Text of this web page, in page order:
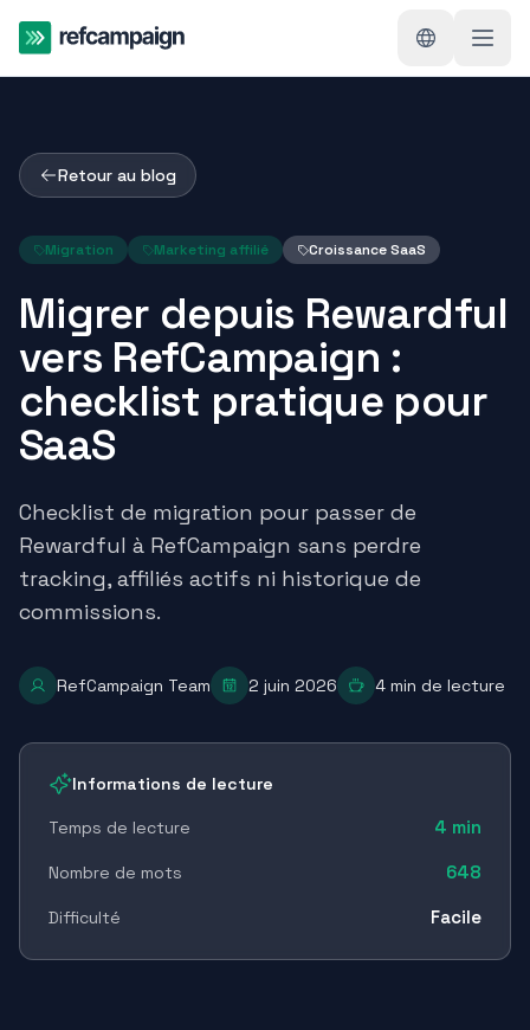
Retour au blog
Migration Marketing affilié Croissance SaaS
Migrer depuis Rewardful
vers RefCampaign :
checklist pratique pour
SaaS
Checklist de migration pour passer de
Rewardful à RefCampaign sans perdre
tracking, affiliés actifs ni historique de
commissions.
RefCampaign Team 2 juin 2026 4 min de lecture
Informations de lecture
Temps de lecture 4 min
Nombre de mots 648
Difficulté Facile